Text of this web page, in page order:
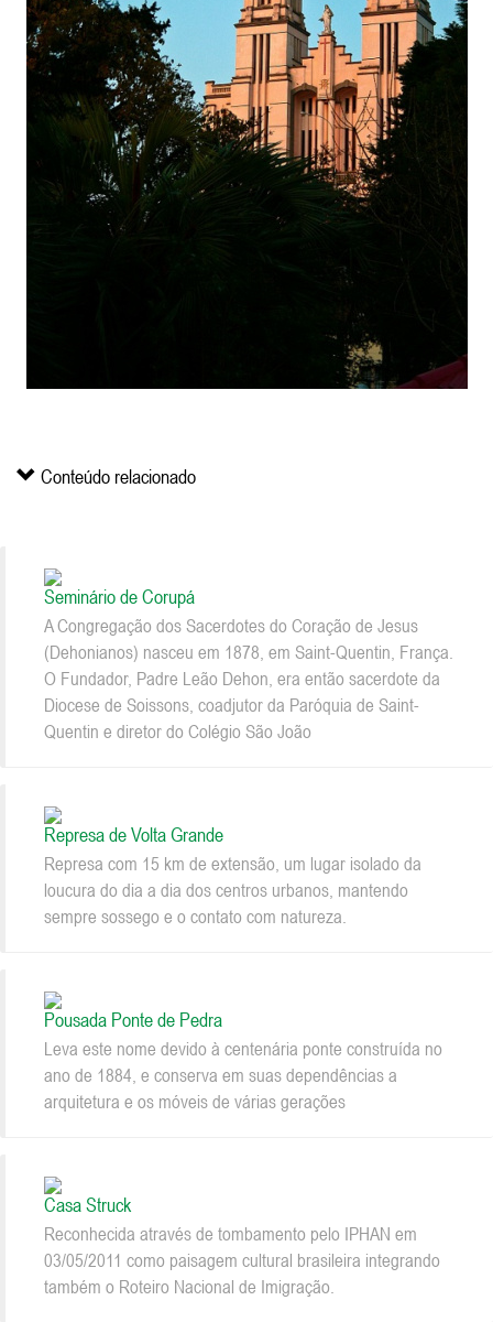
Conteúdo relacionado
Seminário de Corupá
A Congregação dos Sacerdotes do Coração de Jesus
(Dehonianos) nasceu em 1878, em Saint-Quentin, França.
O Fundador, Padre Leão Dehon, era então sacerdote da
Diocese de Soissons, coadjutor da Paróquia de Saint-
Quentin e diretor do Colégio São João
Represa de Volta Grande
Represa com 15 km de extensão, um lugar isolado da
loucura do dia a dia dos centros urbanos, mantendo
sempre sossego e o contato com natureza.
Pousada Ponte de Pedra
Leva este nome devido à centenária ponte construída no
ano de 1884, e conserva em suas dependências a
arquitetura e os móveis de várias gerações
Casa Struck
Reconhecida através de tombamento pelo IPHAN em
03/05/2011 como paisagem cultural brasileira integrando
também o Roteiro Nacional de Imigração.